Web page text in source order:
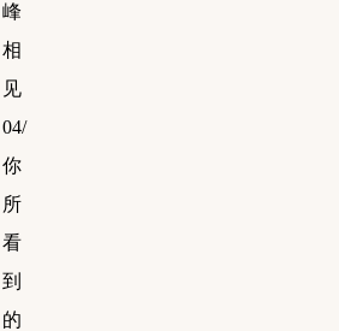
峰
相
见
04/
你
所
看
到
的